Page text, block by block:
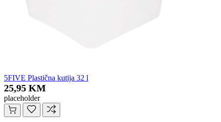
5FIVE Plastična kutija 32 l
25,95 KM
placeholder